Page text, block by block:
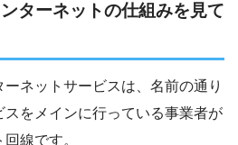
ターネットの仕組みを見て
ネットサービスは、名前の通り
をメインに行っている事業者が
線です。